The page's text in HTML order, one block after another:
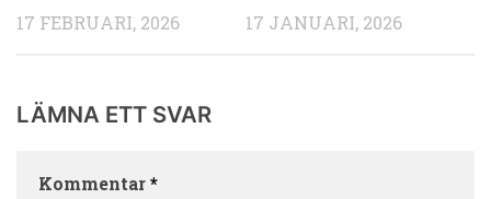
17 FEBRUARI, 2026 17 JANUARI, 2026
LÄMNA ETT SVAR
Kommentar*